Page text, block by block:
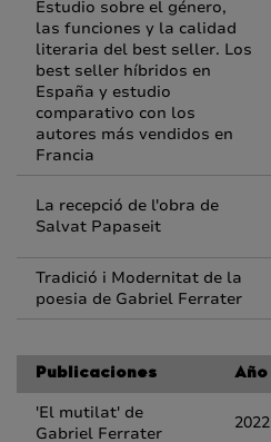
Estudio sobre el género,
las funciones y la calidad
literaria del best seller. Los
best seller híbridos en
España y estudio
comparativo con los
autores más vendidos en
Francia
La recepció de l'obra de
Salvat Papaseit
Tradició i Modernitat de la
poesia de Gabriel Ferrater
Publicaciones Año
'El mutilat' de
Gabriel Ferrater
2022